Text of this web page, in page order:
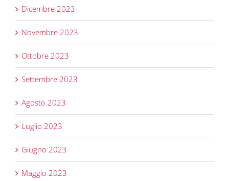
Dicembre 2023
Novembre 2023
Ottobre 2023
Settembre 2023
Agosto 2023
Luglio 2023
Giugno 2023
Maggio 2023